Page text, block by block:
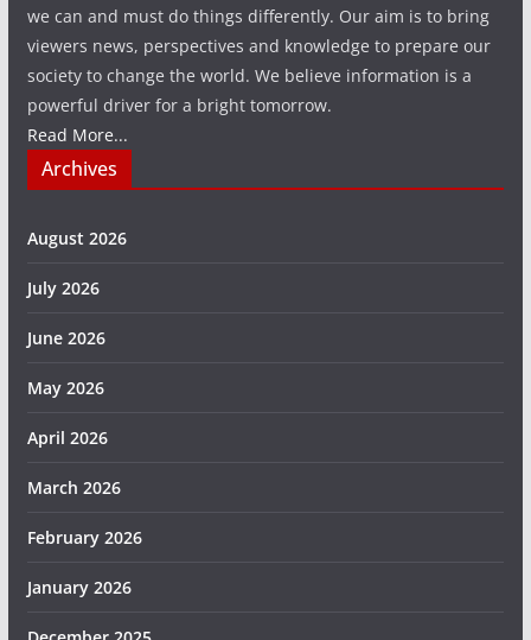
we can and must do things differently. Our aim is to bring
viewers news, perspectives and knowledge to prepare our
society to change the world. We believe information is a
powerful driver for a bright tomorrow.
Read More...
Archives
August 2026
July 2026
June 2026
May 2026
April 2026
March 2026
February 2026
January 2026